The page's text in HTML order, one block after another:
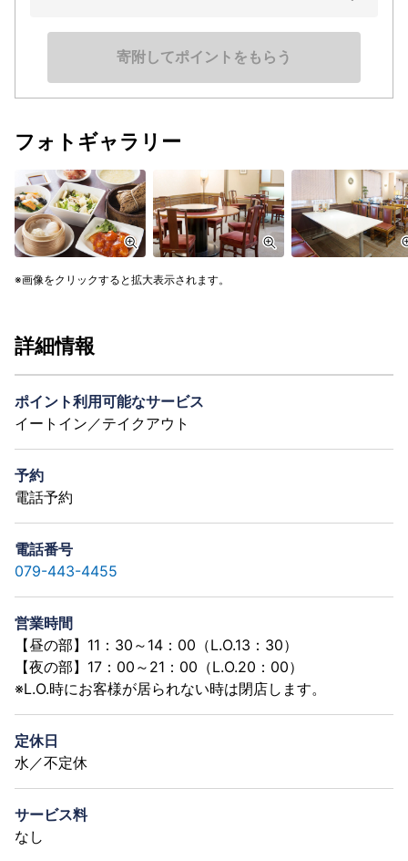
寄附してポイントをもらう
フォトギャラリー
画像をクリックすると拡大表示されます。
詳細情報
ポイント利用可能なサービス
イートイン／テイクアウト
予約
電話予約
電話番号
079-443-4455
営業時間
【昼の部】11：30～14：00（L.O.13：30）
【夜の部】17：00～21：00（L.O.20：00）
※L.O.時にお客様が居られない時は閉店します。
定休日
水／不定休
サービス料
なし